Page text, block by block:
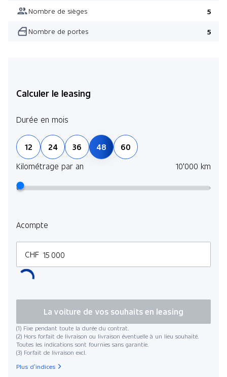
Nombre de sièges 5
Nombre de portes 5
Calculer le leasing
Durée en mois
12 24 36 48
60
Kilométrage par an
10'000 km
Acompte
CHF
(1) Fixe pendant toute la durée du contrat.
(2) Hors forfait de livraison ou livraison éventuelle à un lieu souhaité.
Toutes les indications sont fournies sans garantie.
(3) Forfait de livraison excl.
La voiture de vos souhaits en leasing
Plus d’indices